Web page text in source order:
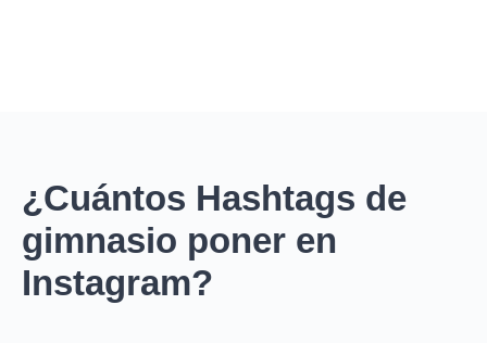
¿Cuántos Hashtags de
gimnasio poner en
Instagram?